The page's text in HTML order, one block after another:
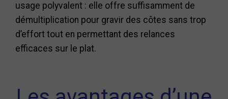
usage polyvalent : elle offre suffisamment de
démultiplication pour gravir des côtes sans trop
d’effort tout en permettant des relances
efficaces sur le plat.